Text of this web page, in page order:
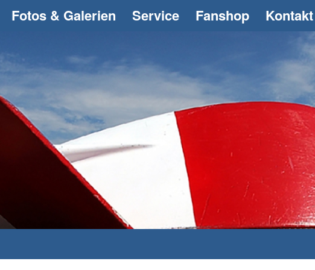
Fotos & Galerien Service Fanshop Kontakt